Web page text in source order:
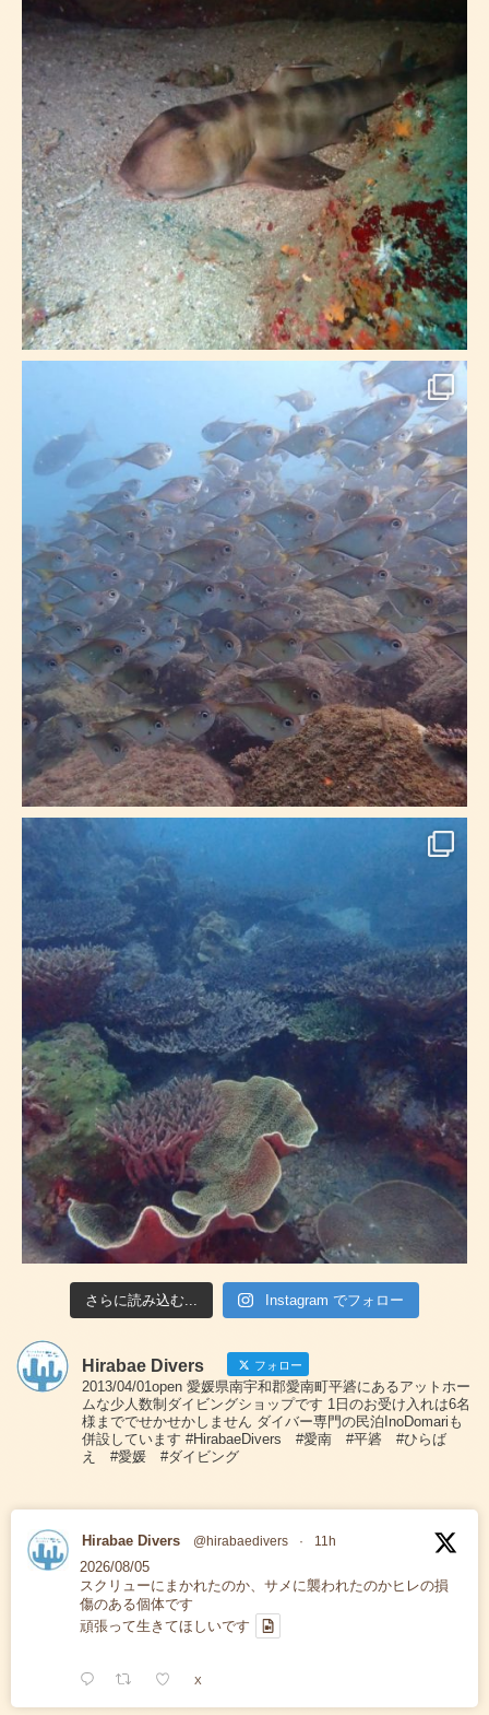
さらに読み込む... Instagram でフォロー
Hirabae Divers フォロー
2013/04/01open 愛媛県南宇和郡愛南町平碆にあるアットホー
ムな少人数制ダイビングショップです 1日のお受け入れは6名
様まででせかせかしません ダイバー専門の民泊InoDomariも
併設しています #HirabaeDivers #愛南 #平碆 #ひらば
え #愛媛 #ダイビング
Hirabae Divers @hirabaedivers · 11h
2026/08/05
スクリューにまかれたのか、サメに襲われたのかヒレの損
傷のある個体です
頑張って生きてほしいです
X